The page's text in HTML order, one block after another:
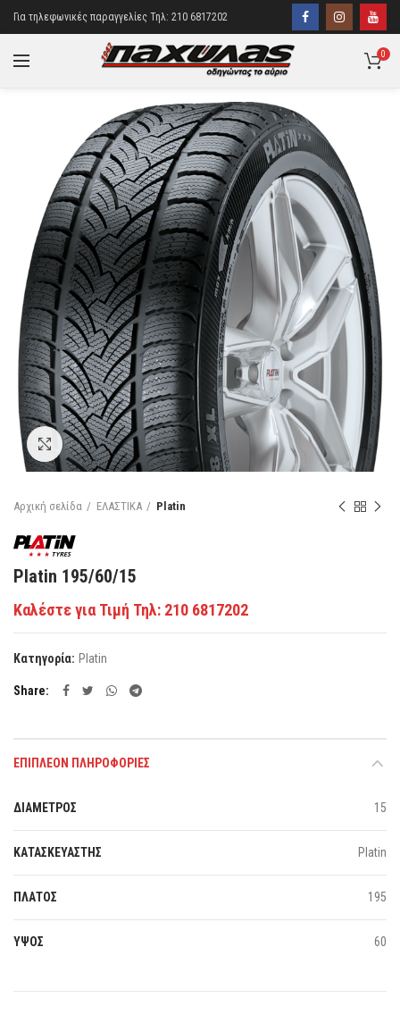
Για τηλεφωνικές παραγγελίες Τηλ: 210 6817202
0
Κάντε κλικ για μεγέθυνση
Αρχική σελίδα ΕΛΑΣΤΙΚΑ Platin
Platin 195/60/15
Καλέστε για Τιμή Τηλ: 210 6817202
Κατηγορία: Platin
Share
ΕΠΙΠΛΈΟΝ ΠΛΗΡΟΦΟΡΊΕΣ
ΔΙΑΜΕΤΡΟΣ 15
ΚΑΤΑΣΚΕΥΑΣΤΗΣ Platin
ΠΛΑΤΟΣ 195
ΥΨΟΣ 60